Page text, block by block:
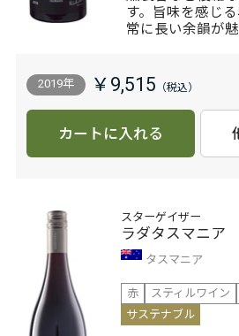
す。旨味を感じ
常に長い余韻が魅
2019年 ￥9,515
カートに入れる
スターゲイザー
ラダタスマニア
タスマニア
赤
スティルワイン
サステナブル